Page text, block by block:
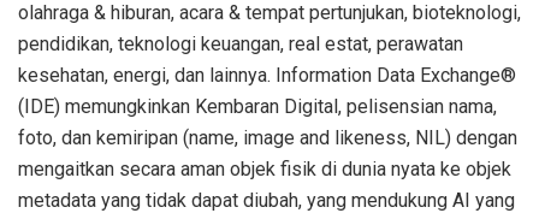
olahraga & hiburan, acara & tempat pertunjukan, bioteknologi,
pendidikan, teknologi keuangan, real estat, perawatan
kesehatan, energi, dan lainnya. Information Data Exchange®
(IDE) memungkinkan Kembaran Digital, pelisensian nama,
foto, dan kemiripan (name, image and likeness, NIL) dengan
mengaitkan secara aman objek fisik di dunia nyata ke objek
metadata yang tidak dapat diubah, yang mendukung AI yang